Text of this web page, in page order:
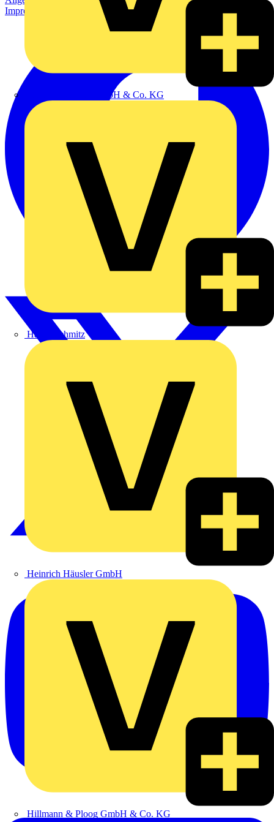
Emil Löffelhardt GmbH & Co. KG
Hardy Schmitz
Heinrich Häusler GmbH
Hillmann & Ploog GmbH & Co. KG
Impressum